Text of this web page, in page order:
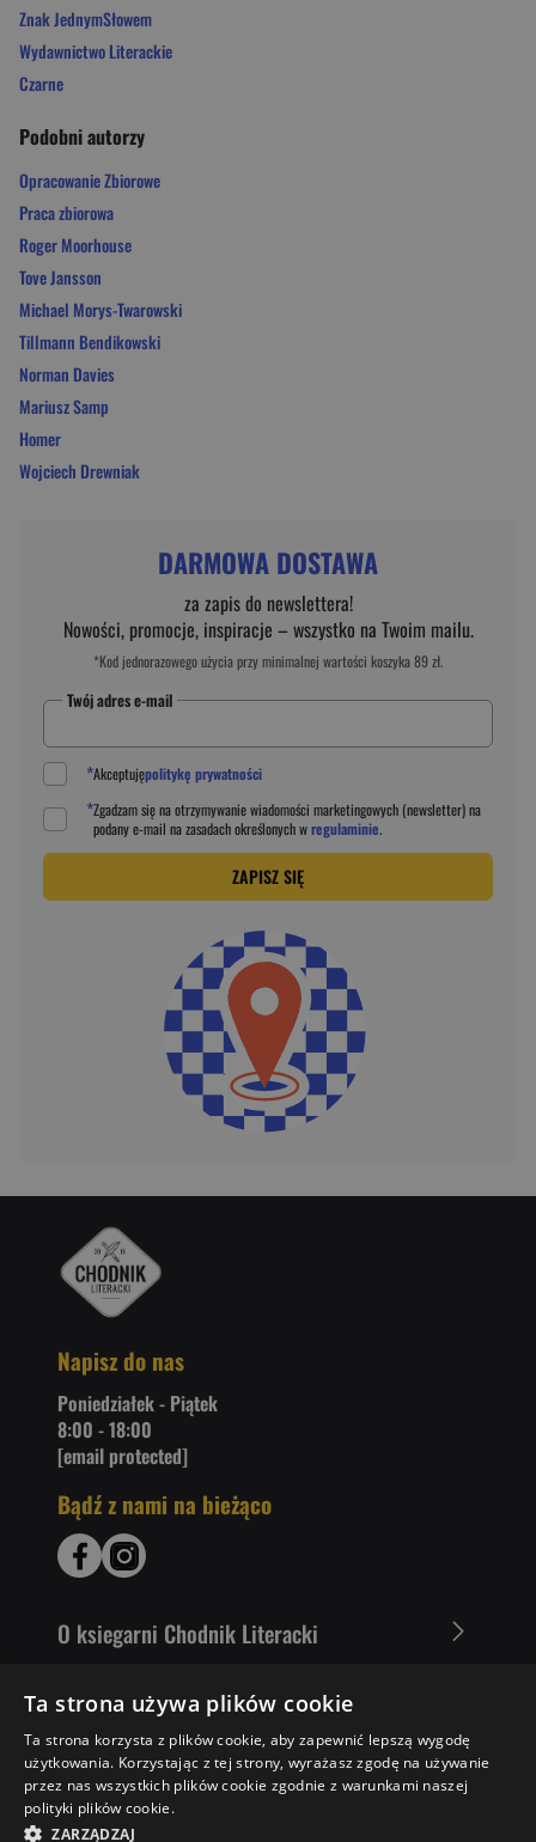
Znak JednymSłowem
Wydawnictwo Literackie
Czarne
Podobni autorzy
Opracowanie Zbiorowe
Praca zbiorowa
Roger Moorhouse
Tove Jansson
Michael Morys-Twarowski
Tillmann Bendikowski
Norman Davies
Mariusz Samp
Homer
Wojciech Drewniak
DARMOWA DOSTAWA
za zapis do newslettera!
Nowości, promocje, inspiracje – wszystko na Twoim mailu.
*Kod jednorazowego użycia przy minimalnej wartości koszyka 89 zł.
Twój adres e-mail
*Akceptujępolitykę prywatności
*Zgadzam się na otrzymywanie wiadomości marketingowych (newsletter) na
podanye-mail na zasadach określonych wregulaminie.
ZAPISZ SIĘ
Napisz do nas
Poniedziałek - Piątek
8:00 - 18:00
[email protected]
Bądź z nami na bieżąco
O ksiegarni Chodnik Literacki
Zakupy u nas
Nasza oferta
Literaci polecają
Ta strona używa plików cookie
Ta strona korzysta z plików cookie, aby zapewnić lepszą wygodę
użytkowania. Korzystając z tej strony, wyrażasz zgodę na używanie
przez nas wszystkich plików cookie zgodnie z warunkami naszej
polityki plików cookie.
ZARZĄDZAJ